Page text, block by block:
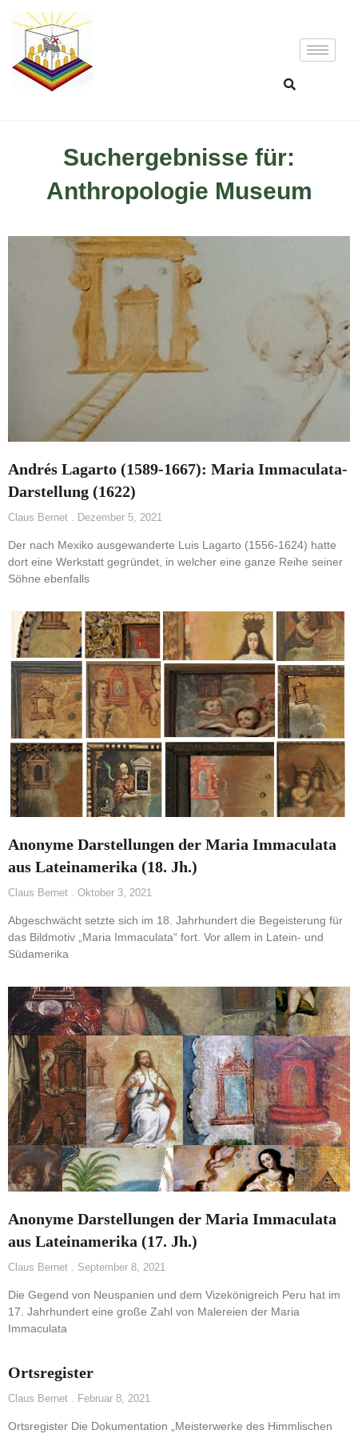
Suchergebnisse für:
Anthropologie Museum
Andrés Lagarto (1589-1667): Maria Immaculata-
Darstellung (1622)
Claus Bernet Dezember 5, 2021
Der nach Mexiko ausgewanderte Luis Lagarto (1556-1624) hatte
dort eine Werkstatt gegründet, in welcher eine ganze Reihe seiner
Söhne ebenfalls
Anonyme Darstellungen der Maria Immaculata
aus Lateinamerika (18. Jh.)
Claus Bernet Oktober 3, 2021
Abgeschwächt setzte sich im 18. Jahrhundert die Begeisterung für
das Bildmotiv „Maria Immaculata“ fort. Vor allem in Latein- und
Südamerika
Anonyme Darstellungen der Maria Immaculata
aus Lateinamerika (17. Jh.)
Claus Bernet September 8, 2021
Die Gegend von Neuspanien und dem Vizekönigreich Peru hat im
17. Jahrhundert eine große Zahl von Malereien der Maria
Immaculata
Ortsregister
Claus Bernet Februar 8, 2021
Ortsregister Die Dokumentation „Meisterwerke des Himmlischen